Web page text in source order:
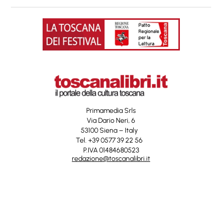
Primamedia Srls
Via Dario Neri, 6
53100 Siena – Italy
Tel. +39 0577 39 22 56
P.IVA 01484680523
redazione@toscanalibri.it